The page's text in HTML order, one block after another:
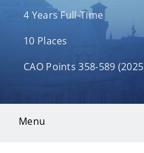
4 Years Full-Time
10 Places
CAO Points 358-589
Menu